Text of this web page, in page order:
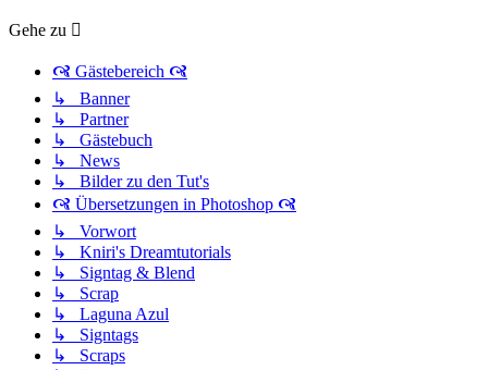
Gehe zu
🙧 Gästebereich 🙧
↳ Banner
↳ Partner
↳ Gästebuch
↳ News
↳ Bilder zu den Tut's
🙧 Übersetzungen in Photoshop 🙧
↳ Vorwort
↳ Kniri's Dreamtutorials
↳ Signtag & Blend
↳ Scrap
↳ Laguna Azul
↳ Signtags
↳ Scraps